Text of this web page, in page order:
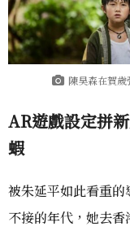
陳昊森在賀歲
AR遊戲設定拼
蝦
被朱延平如此看重
不接的年代，她去